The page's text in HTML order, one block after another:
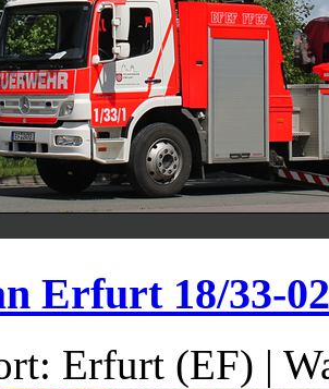
Erfurt 18/33-02
Erfurt (EF) |